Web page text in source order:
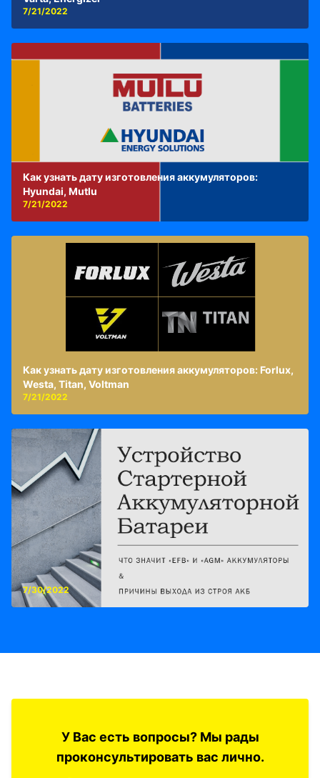
7/21/2022
Как узнать дату изготовления аккумуляторов:
Hyundai, Mutlu
7/21/2022
Как узнать дату изготовления аккумуляторов: Forlux,
Westa, Titan, Voltman
7/21/2022
7/30/2022
У Вас есть вопросы? Мы рады
проконсультировать вас лично.